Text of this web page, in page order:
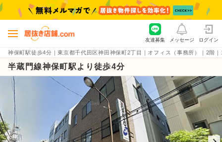
神保町駅徒歩4分｜東京都千代田区神田神保町2丁目｜オフィス（事務所）｜2階
友達募集 メッセージ ログイン
半蔵門線神保町駅より徒歩4分